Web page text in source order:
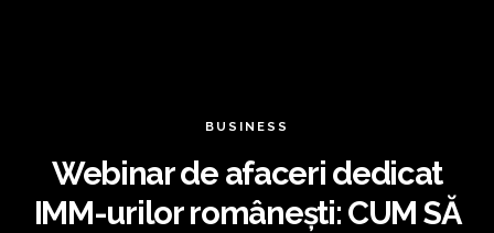
BUSINESS
Webinar de afaceri dedicat
IMM-urilor românești: CUM SĂ